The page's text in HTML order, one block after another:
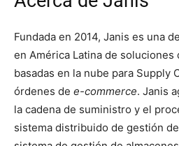
Fundada en 2014, Janis es una
en América Latina de soluciones
basadas en la nube para Supply
órdenes de e-commerce. Janis
la cadena de suministro y el
sistema distribuido de gestión de